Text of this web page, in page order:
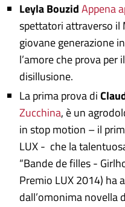
Leyla BouzidAppena
spettatori attraverso
giovane generazione
l’amore che prova per
disillusione.
La prima prova di
Zucchina, è un
in stop motion – il
LUX - che la
“Bande de filles -
Premio LUX 2014) ha
dall’omonima novella